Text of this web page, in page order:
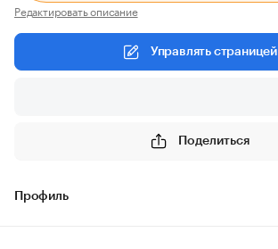
Редактировать описание
Управлять страницей
Поделиться
Профиль